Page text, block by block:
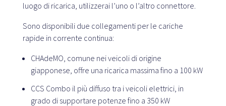
Grandi account
Piattaforma SaaS
Piattaforma SaaS
luogo di ricarica, utilizzerai l’uno o l’altro connettore.
Sono disponibili due collegamenti per le cariche
rapide in corrente continua:
CHAdeMO, comune nei veicoli di origine
giapponese, offre una ricarica massima fino a 100 kW
CCS Combo il più diffuso tra i veicoli elettrici, in
grado di supportare potenze fino a 350 kW